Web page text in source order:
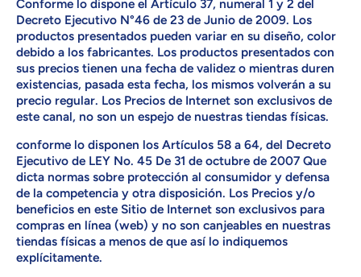
Conforme lo dispone el Artículo 37, numeral 1 y 2 del
Decreto Ejecutivo N°46 de 23 de Junio de 2009. Los
productos presentados pueden variar en su diseño, color
debido a los fabricantes. Los productos presentados con
sus precios tienen una fecha de validez o mientras duren
existencias, pasada esta fecha, los mismos volverán a su
precio regular. Los Precios de Internet son exclusivos de
este canal, no son un espejo de nuestras tiendas físicas.
conforme lo disponen los Artículos 58 a 64, del Decreto
Ejecutivo de LEY No. 45 De 31 de octubre de 2007 Que
dicta normas sobre protección al consumidor y defensa
de la competencia y otra disposición. Los Precios y/o
beneficios en este Sitio de Internet son exclusivos para
compras en línea (web) y no son canjeables en nuestras
tiendas físicas a menos de que así lo indiquemos
explícitamente.